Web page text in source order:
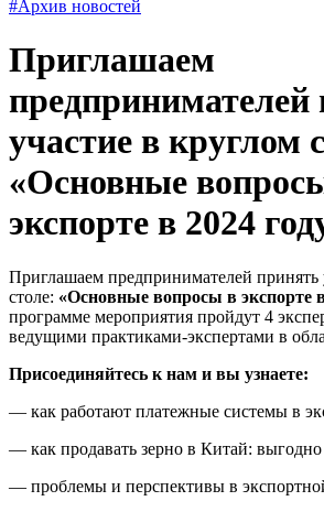
#Архив новостей
Приглашаем
предпринимателей
участие в круглом
«Основные
экспорте в 2024
Приглашаем предпринимателей принять
столе: «Основные вопросы в экспорте
программе мероприятия пройдут 4
ведущими практиками-экспертами в
Присоединяйтесь к нам и вы узнаете:
— как работают платежные системы в
— как продавать зерно в Китай:
— проблемы и перспективы в